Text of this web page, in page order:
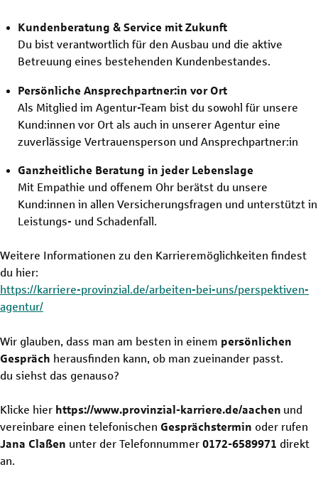
Kundenberatung & Service mit Zukunft
Du bist verantwortlich für den Ausbau und die aktive
Betreuung eines bestehenden Kundenbestandes.
Persönliche Ansprechpartner:in vor Ort
Als Mitglied im Agentur-Team bist du sowohl für unsere
Kund:innen vor Ort als auch in unserer Agentur eine
zuverlässige Vertrauensperson und Ansprechpartner:in
Ganzheitliche Beratung in jeder Lebenslage
Mit Empathie und offenem Ohr berätst du unsere
Kund:innen in allen Versicherungsfragen und unterstützt in
Leistungs- und Schadenfall.
Weitere Informationen zu den Karrieremöglichkeiten findest
du hier:
https://karriere-provinzial.de/arbeiten-bei-uns/perspektiven-
agentur/
Wir glauben, dass man am besten in einem persönlichen
Gespräch herausfinden kann, ob man zueinander passt.
du siehst das genauso?
Klicke hier https://www.provinzial-karriere.de/aachen und
vereinbare einen telefonischen Gesprächstermin oder rufen
Jana Claßen unter der Telefonnummer 0172-6589971 direkt
an.